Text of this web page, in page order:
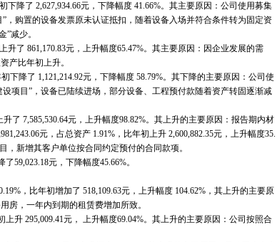
降了 2,627,934.66元，下降幅度 41.66%。其主要原因：公司使用募集
，购置的设备发票原未认证抵扣，随着设备入场并符合条件转为固定资
减少。
了 861,170.83元，上升幅度65.47%。其主要原因：因企业发展的需
产比年初上升。
降了 1,121,214.92元，下降幅度 58.79%。其下降的主要原因：公司使
项目”，设备已陆续进场，部分设备、工程预付款随着资产转固逐渐减
7,585,530.64元，上升幅度98.82%。其上升的主要原因：报告期内材
元，占总资产 1.91%，比年初上升 2,600,882.35元，上升幅度35.
新增其客户单位按合同约定预付的合同款项。
59,023.18元，下降幅度45.66%。
，比年初增加了 518,109.63元，上升幅度 104.62%，其上升的主要原
房，一年内到期的租赁费增加所致。
升 295,009.41元， 上升幅度69.04%。其上升的主要原因：公司按照合